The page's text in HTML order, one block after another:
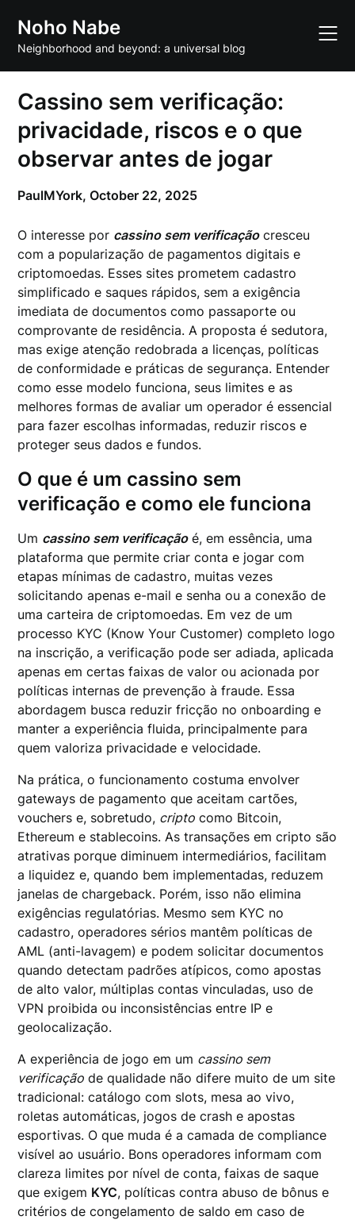
content
Noho Nabe
Neighborhood and beyond: a universal blog
Cassino sem verificação:
privacidade, riscos e o que
observar antes de jogar
PaulMYork,October 22, 2025
O interesse por cassino sem verificaçãocresceu
com a popularização de pagamentos digitais e
criptomoedas. Esses sites prometem cadastro
simplificado e saques rápidos, sem a exigência
imediata de documentos como passaporte ou
comprovante de residência. A proposta é sedutora,
mas exige atenção redobrada a licenças, políticas
de conformidade e práticas de segurança. Entender
como esse modelo funciona, seus limites e as
melhores formas de avaliar um operador é essencial
para fazer escolhas informadas, reduzir riscos e
proteger seus dados e fundos.
O que é um cassino sem
verificação e como ele funciona
Um cassino sem verificaçãoé, em essência, uma
plataforma que permite criar conta e jogar com
etapas mínimas de cadastro, muitas vezes
solicitando apenas e-mail e senha ou a conexão de
uma carteira de criptomoedas. Em vez de um
processo KYC (Know Your Customer) completo logo
na inscrição, a verificação pode ser adiada, aplicada
apenas em certas faixas de valor ou acionada por
políticas internas de prevenção à fraude. Essa
abordagem busca reduzir fricção no onboarding e
manter a experiência fluida, principalmente para
quem valoriza privacidade e velocidade.
Na prática, o funcionamento costuma envolver
gateways de pagamento que aceitam cartões,
vouchers e, sobretudo, cripto como Bitcoin,
Ethereum e stablecoins. As transações em cripto são
atrativas porque diminuem intermediários, facilitam
a liquidez e, quando bem implementadas, reduzem
janelas de chargeback. Porém, isso não elimina
exigências regulatórias. Mesmo sem KYC no
cadastro, operadores sérios mantêm políticas de
AML (anti-lavagem) e podem solicitar documentos
quando detectam padrões atípicos, como apostas
de alto valor, múltiplas contas vinculadas, uso de
VPN proibida ou inconsistências entre IP e
geolocalização.
A experiência de jogo em um cassino sem
verificação de qualidade não difere muito de um site
tradicional: catálogo com slots, mesa ao vivo,
roletas automáticas, jogos de crash e apostas
esportivas. O que muda é a camada de compliance
visível ao usuário. Bons operadores informam com
clareza limites por nível de conta, faixas de saque
que exigem KYC, políticas contra abuso de bônus e
critérios de congelamento de saldo em caso de